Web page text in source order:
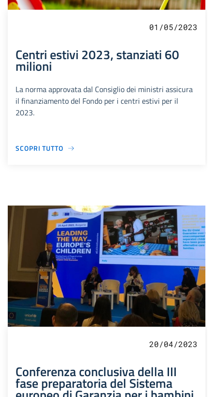
01/05/2023
Centri estivi 2023, stanziati 60
milioni
La norma approvata dal Consiglio dei ministri assicura
il finanziamento del Fondo per i centri estivi per il
2023.
SCOPRI TUTTO
20/04/2023
Conferenza conclusiva della III
fase preparatoria del Sistema